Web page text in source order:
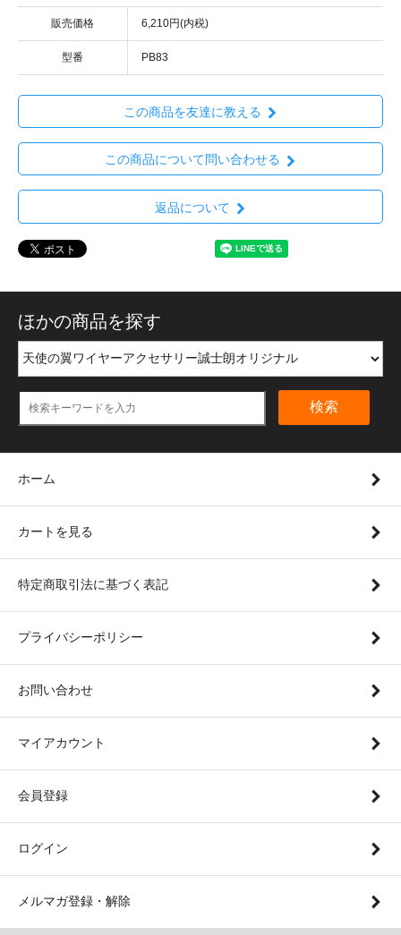
販売価格 6,210円(内税)
型番 PB83
この商品を友達に教える
この商品について問い合わせる
返品について
ほかの商品を探す
検索
ホーム
カートを見る
特定商取引法に基づく表記
プライバシーポリシー
お問い合わせ
マイアカウント
会員登録
ログイン
メルマガ登録・解除